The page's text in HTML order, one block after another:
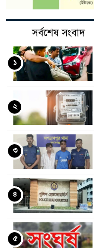
সর্বশেষ সংবাদ
১
২
৩
৪
৫